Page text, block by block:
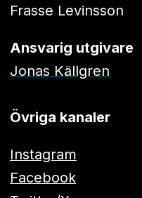
Frasse Levinsson
Ansvarig utgivare
Jonas Källgren
Övriga kanaler
Instagram
Facebook